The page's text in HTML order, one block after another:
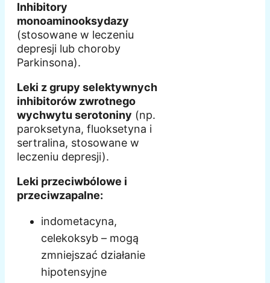
Inhibitory
monoaminooksydazy
(stosowane w leczeniu
depresji lub choroby
Parkinsona).
Leki z grupy selektywnych
inhibitorów zwrotnego
wychwytu serotoniny (np.
paroksetyna, fluoksetyna i
sertralina, stosowane w
leczeniu depresji).
Leki przeciwbólowe i
przeciwzapalne:
indometacyna,
celekoksyb – mogą
zmniejszać działanie
hipotensyjne